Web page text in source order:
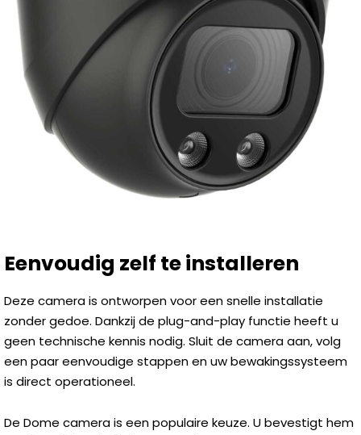
Eenvoudig zelf te installeren
Deze camera is ontworpen voor een snelle installatie
zonder gedoe. Dankzij de plug-and-play functie heeft u
geen technische kennis nodig. Sluit de camera aan, volg
een paar eenvoudige stappen en uw bewakingssysteem
is direct operationeel.
De Dome camera is een populaire keuze. U bevestigt hem